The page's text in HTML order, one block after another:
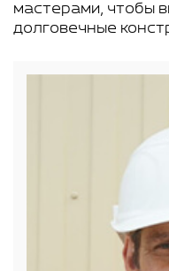
мастерами, чтобы
долговечные